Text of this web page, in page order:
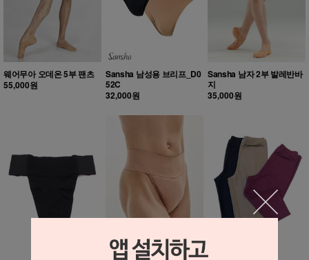
웨어무아 오데온 5부 팬츠
55,000원
Sansha 남성용 브리프_D0
52C
32,000원
Sansha 남자 2부 발레반바
지
35,000원